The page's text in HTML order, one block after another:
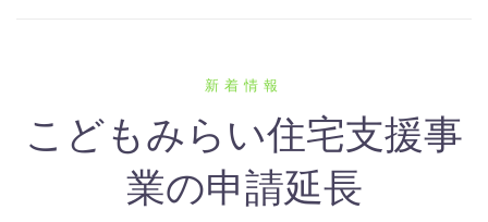
新着情報
こどもみらい住宅支援事
業の申請延長